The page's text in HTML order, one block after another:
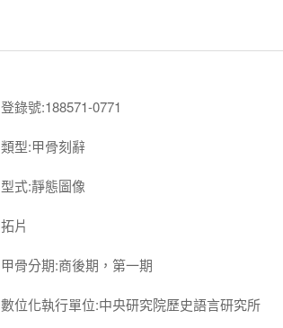
登錄號:188571-0771
類型:甲骨刻辭
型式:靜態圖像
拓片
甲骨分期:商後期，第一期
數位化執行單位:中央研究院歷史語言研究所